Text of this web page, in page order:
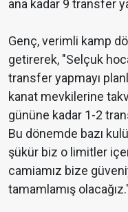
ana kadar 9 transfer
Genç, verimli kamp
getirerek, "Selçuk
transfer yapmayı
kanat mevkilerine
gününe kadar 1-2
Bu dönemde bazı
şükür biz o limitler
camiamız bize
tamamlamış